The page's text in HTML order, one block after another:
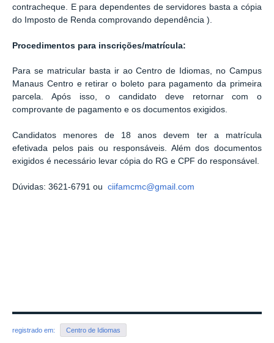
contracheque. E para dependentes de servidores basta a cópia
do Imposto de Renda comprovando dependência ).
Procedimentos para inscrições/matrícula:
Para se matricular basta ir ao Centro de Idiomas, no Campus
Manaus Centro e retirar o boleto para pagamento da primeira
parcela. Após isso, o candidato deve retornar com o
comprovante de pagamento e os documentos exigidos.
Candidatos menores de 18 anos devem ter a matrícula
efetivada pelos pais ou responsáveis. Além dos documentos
exigidos é necessário levar cópia do RG e CPF do responsável.
Dúvidas: 3621-6791 ou ciifamcmc@gmail.com
registrado em: Centro de Idiomas